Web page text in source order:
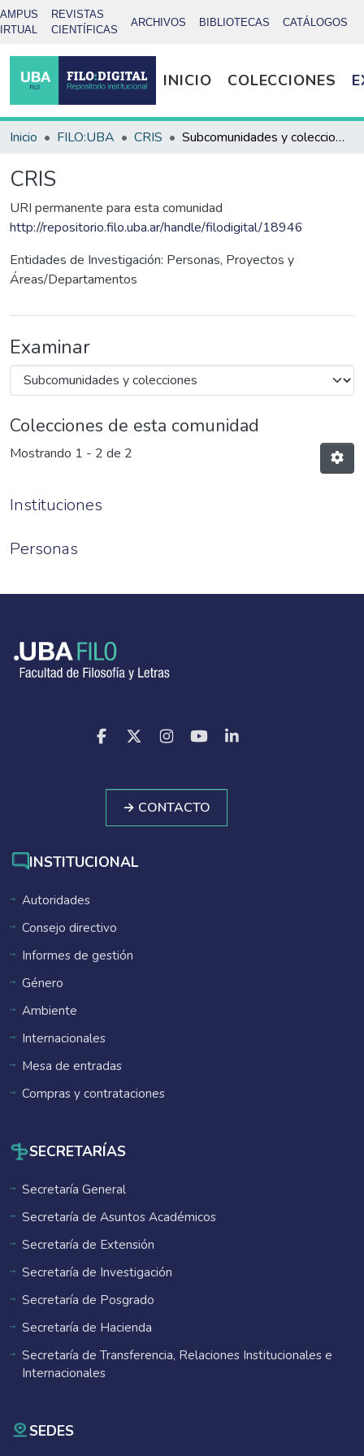
REVISTAS
CIENTÍFICAS
ARCHIVOS BIBLIOTECAS CATÁLOGOS
INICIO COLECCIONES
Inicio FILO:UBA CRIS Subcomunidades y colecciones
CRIS
URI permanente para esta comunidad
http://repositorio.filo.uba.ar/handle/filodigital/18946
Entidades de Investigación: Personas, Proyectos y
Áreas/Departamentos
Examinar
Colecciones de esta comunidad
Mostrando 1 - 2 de 2
Instituciones
Personas
→ CONTACTO
INSTITUCIONAL
Autoridades
Consejo directivo
Informes de gestión
Género
Ambiente
Internacionales
Mesa de entradas
Compras y contrataciones
SECRETARÍAS
Secretaría General
Secretaría de Asuntos Académicos
Secretaría de Extensión
Secretaría de Investigación
Secretaría de Posgrado
Secretaría de Hacienda
Secretaría de Transferencia, Relaciones Institucionales e
Internacionales
SEDES